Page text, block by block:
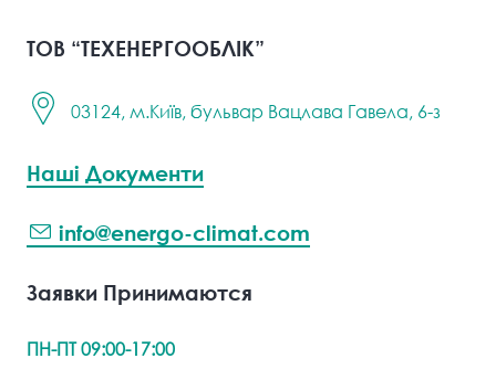
ТОВ “ТЕХЕНЕРГООБЛІК”
03124, м.Київ, бульвар Вацлава Гавела, 6-з
Наші Документи
info@energo-climat.com
Заявки Принимаются
ПН-ПТ 09:00-17:00